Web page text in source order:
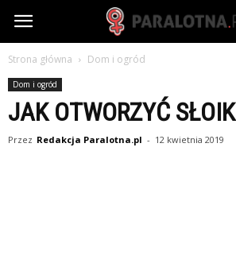
paralotna.pl
Strona główna Dom i ogród
Dom i ogród
JAK OTWORZYĆ SŁOIK
Przez Redakcja Paralotna.pl - 12 kwietnia 2019